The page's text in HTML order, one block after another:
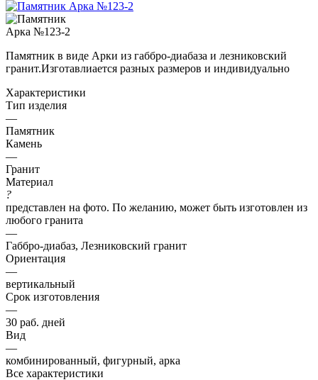
Памятник в виде Арки из габбро-диабаза и лезниковский
гранит.Изготавлиается разных размеров и индивидуально
Характеристики
Тип изделия
—
Памятник
Камень
—
Гранит
Материал
?
представлен на фото. По желанию, может быть изготовлен из
любого гранита
—
Габбро-диабаз, Лезниковский гранит
Ориентация
—
вертикальный
Срок изготовления
—
30 раб. дней
Вид
—
комбинированный, фигурный, арка
Все характеристики